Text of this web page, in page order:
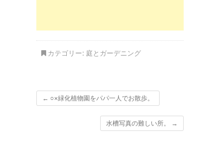
カテゴリー: 庭とガーデニング
← ○×緑化植物園をパパ一人でお散歩。
水槽写真の難しい所。 →